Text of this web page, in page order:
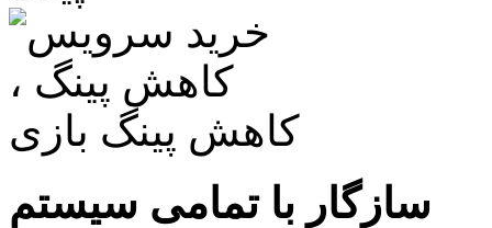
سازگار با تمامی سیستم